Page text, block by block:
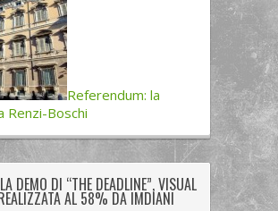
Referendum: la
Renzi-Boschi
DEMO DI “THE DEADLINE”, VISUAL
AL 58% DA IMDIANI